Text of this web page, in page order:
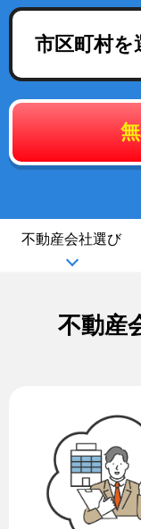
市区町村を
不動産会社選び
不動産